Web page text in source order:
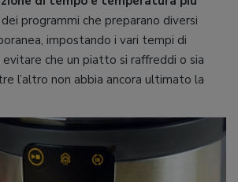
programmi che preparano diversi
impostando i vari tempi di
che un piatto si raffreddi o sia
l’altro non abbia ancora ultimato la